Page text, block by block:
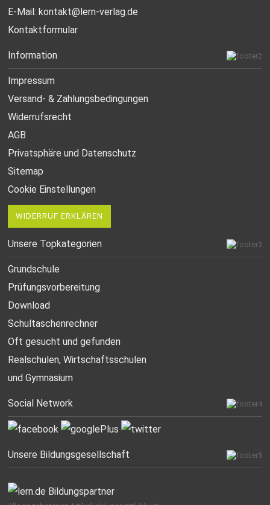
E-Mail:kontakt@lern-verlag.de
Kontaktformular
Information
Impressum
Versand- & Zahlungsbedingungen
Widerrufsrecht
AGB
Privatsphäre und Datenschutz
Sitemap
Cookie Einstellungen
WIDERRUF ERKLÄREN
Unsere Topkategorien
Grundschule
Prüfungsvorbereitung
Download
Schultaschenrechner
Oft gesucht und gefunden
Realschulen,Wirtschaftsschulen
und Gymnasium
Social Network
Unsere Bildungsgesellschaft